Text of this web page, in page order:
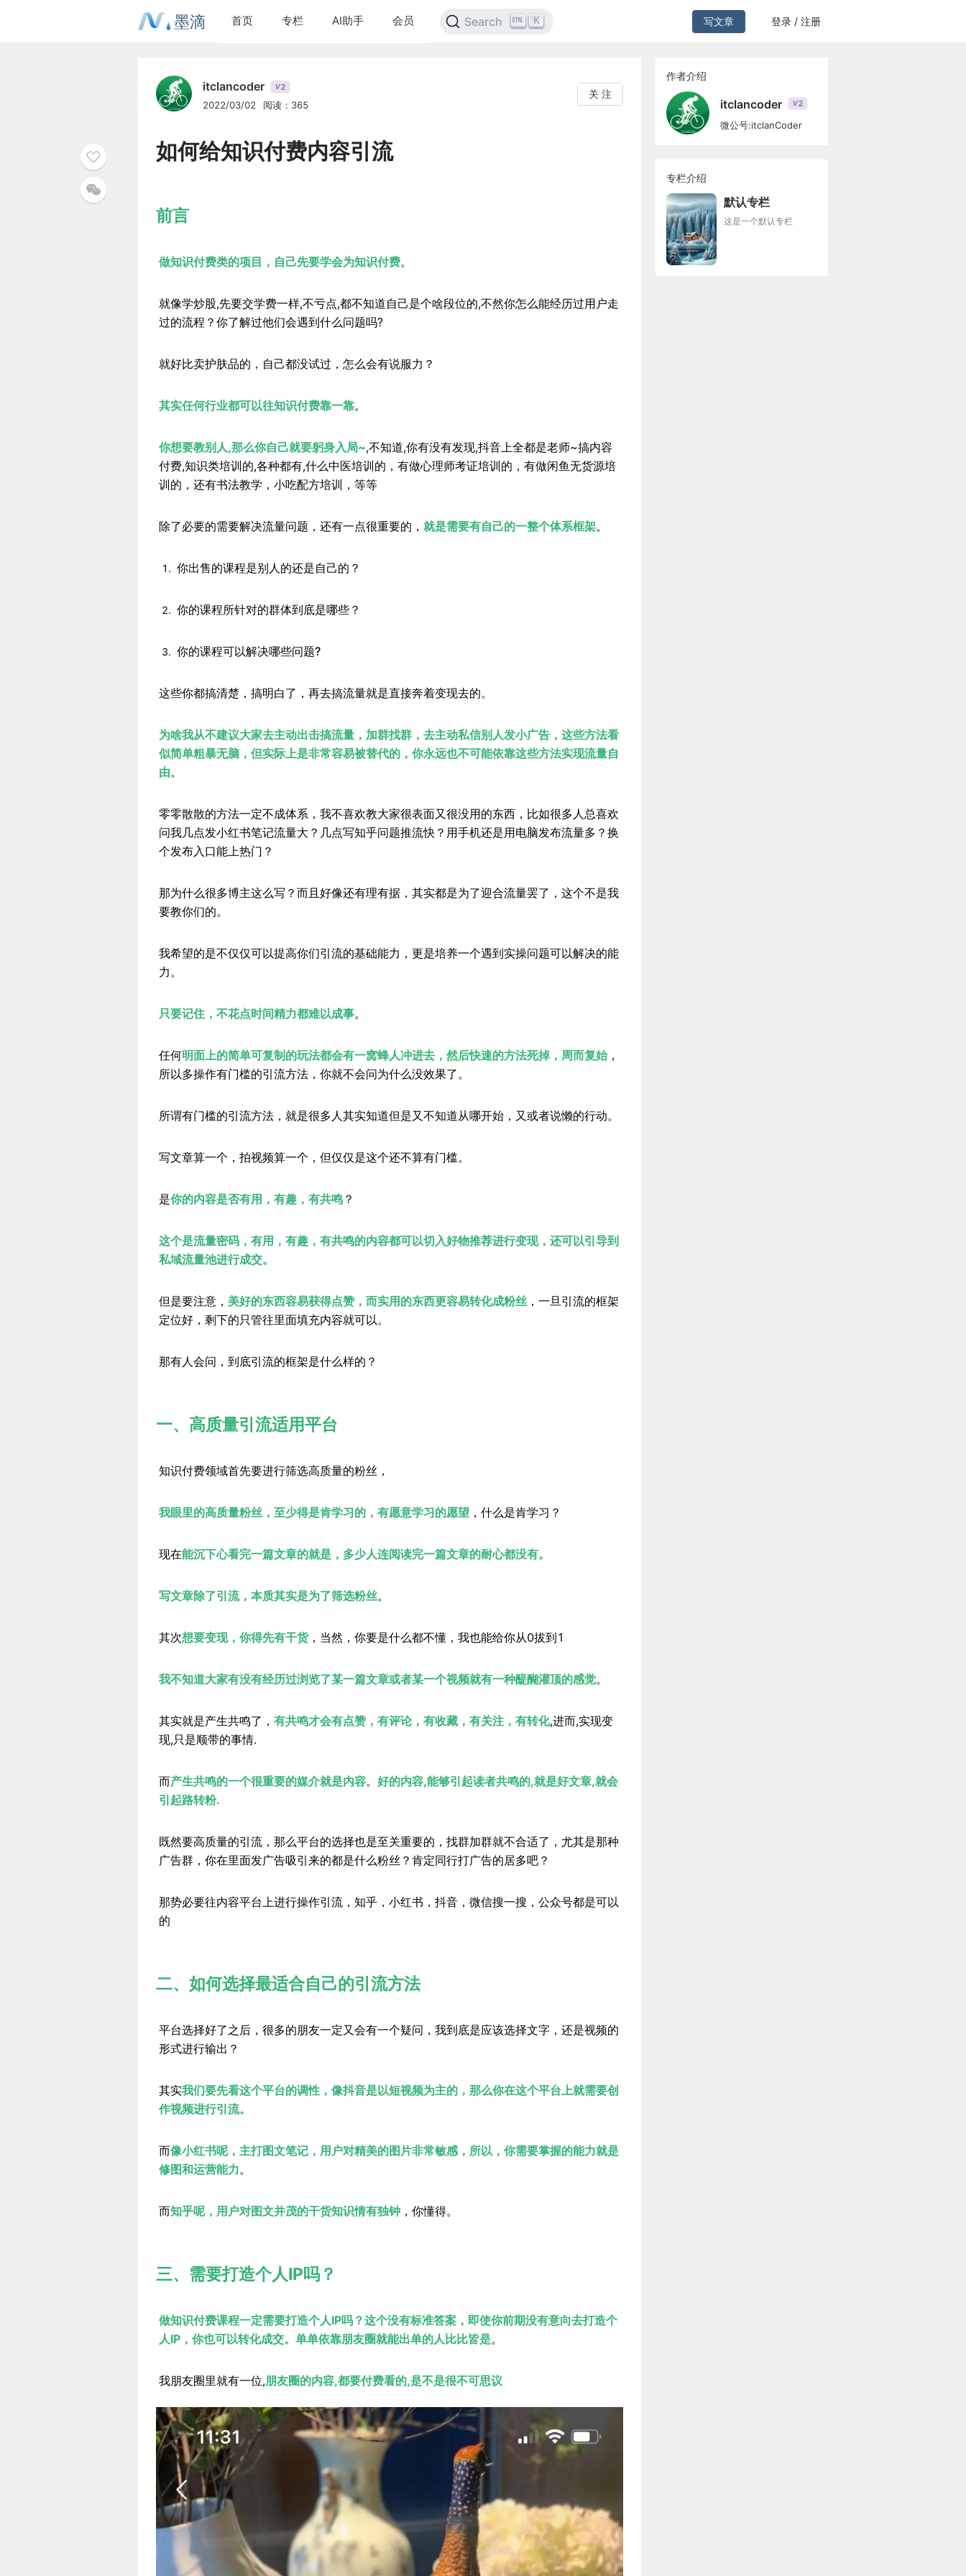
墨滴 首页 专栏 AI助手 会员 Search K 写文章 登录 / 注册
itclancoder V2
2022/03/02 阅读：365
关 注
如何给知识付费内容引流
前言
做知识付费类的项目，自己先要学会为知识付费。
就像学炒股,先要交学费一样,不亏点,都不知道自己是个啥段位的,不然你怎么能经历过用户走
过的流程？你了解过他们会遇到什么问题吗?
就好比卖护肤品的，自己都没试过，怎么会有说服力？
其实任何行业都可以往知识付费靠一靠。
你想要教别人,那么你自己就要躬身入局~,不知道,你有没有发现,抖音上全都是老师~搞内容
付费,知识类培训的,各种都有,什么中医培训的，有做心理师考证培训的，有做闲鱼无货源培
训的，还有书法教学，小吃配方培训，等等
除了必要的需要解决流量问题，还有一点很重要的， 就是需要有自己的一整个体系框架。
你出售的课程是别人的还是自己的？
你的课程所针对的群体到底是哪些？
你的课程可以解决哪些问题?
这些你都搞清楚，搞明白了，再去搞流量就是直接奔着变现去的。
为啥我从不建议大家去主动出击搞流量，加群找群，去主动私信别人发小广告，这些方法看
似简单粗暴无脑，但实际上是非常容易被替代的，你永远也不可能依靠这些方法实现流量自
由。
零零散散的方法一定不成体系，我不喜欢教大家很表面又很没用的东西，比如很多人总喜欢
问我几点发小红书笔记流量大？几点写知乎问题推流快？用手机还是用电脑发布流量多？换
个发布入口能上热门？
那为什么很多博主这么写？而且好像还有理有据，其实都是为了迎合流量罢了，这个不是我
要教你们的。
我希望的是不仅仅可以提高你们引流的基础能力，更是培养一个遇到实操问题可以解决的能
力。
只要记住，不花点时间精力都难以成事。
任何明面上的简单可复制的玩法都会有一窝蜂人冲进去，然后快速的方法死掉，周而复始，
所以多操作有门槛的引流方法，你就不会问为什么没效果了。
所谓有门槛的引流方法，就是很多人其实知道但是又不知道从哪开始，又或者说懒的行动。
写文章算一个，拍视频算一个，但仅仅是这个还不算有门槛。
是你的内容是否有用，有趣，有共鸣 ？
这个是流量密码，有用，有趣，有共鸣的内容都可以切入好物推荐进行变现，还可以引导到
私域流量池进行成交。
但是要注意， 美好的东西容易获得点赞，而实用的东西更容易转化成粉丝 ，一旦引流的框架
定位好，剩下的只管往里面填充内容就可以。
那有人会问，到底引流的框架是什么样的？
一、高质量引流适用平台
知识付费领域首先要进行筛选高质量的粉丝，
我眼里的高质量粉丝，至少得是肯学习的，有愿意学习的愿望 ，什么是肯学习？
现在能沉下心看完一篇文章的就是，多少人连阅读完一篇文章的耐心都没有。
写文章除了引流，本质其实是为了筛选粉丝。
其次想要变现，你得先有干货，当然，你要是什么都不懂，我也能给你从0拔到1
我不知道大家有没有经历过浏览了某一篇文章或者某一个视频就有一种醍醐灌顶的感觉。
其实就是产生共鸣了， 有共鸣才会有点赞，有评论，有收藏，有关注，有转化,进而,实现变
现,只是顺带的事情.
而产生共鸣的一个很重要的媒介就是内容。 好的内容,能够引起读者共鸣的,就是好文章,就会
引起路转粉.
既然要高质量的引流，那么平台的选择也是至关重要的，找群加群就不合适了，尤其是那种
广告群，你在里面发广告吸引来的都是什么粉丝？肯定同行打广告的居多吧？
那势必要往内容平台上进行操作引流，知乎，小红书，抖音，微信搜一搜，公众号都是可以
的
二、如何选择最适合自己的引流方法
平台选择好了之后，很多的朋友一定又会有一个疑问，我到底是应该选择文字，还是视频的
形式进行输出？
其实我们要先看这个平台的调性，像抖音是以短视频为主的，那么你在这个平台上就需要创
作视频进行引流。
而像小红书呢，主打图文笔记，用户对精美的图片非常敏感，所以，你需要掌握的能力就是
修图和运营能力。
而知乎呢，用户对图文并茂的干货知识情有独钟 ，你懂得。
三、需要打造个人IP吗？
做知识付费课程一定需要打造个人IP吗？这个没有标准答案，即使你前期没有意向去打造个
人IP，你也可以转化成交。单单依靠朋友圈就能出单的人比比皆是。
我朋友圈里就有一位,朋友圈的内容,都要付费看的,是不是很不可思议
作者介绍
itclancoder V2
微公号:itclanCoder
专栏介绍
默认专栏
这是一个默认专栏